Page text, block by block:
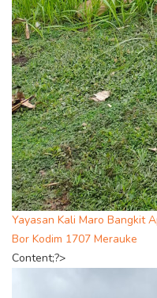
Yayasan Kali Maro Bangkit
Bor Kodim 1707 Merauke
Content;?>